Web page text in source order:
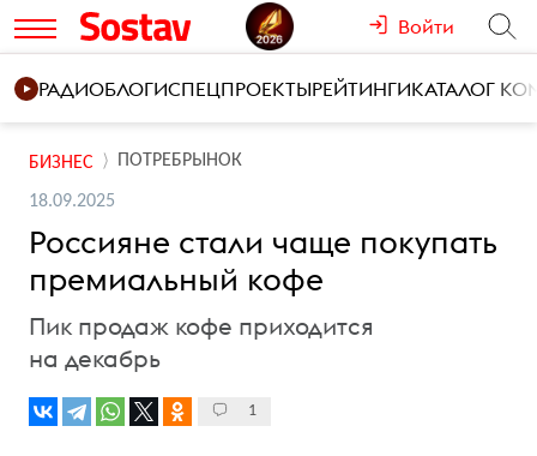
Войти
РАДИОБЛОГИСПЕЦПРОЕКТЫРЕЙТИНГИКАТАЛОГ
БИЗНЕС ПОТРЕБРЫНОК
18.09.2025
Россияне стали чаще покупать
премиальный кофе
Пик продаж кофе приходится
на декабрь
1